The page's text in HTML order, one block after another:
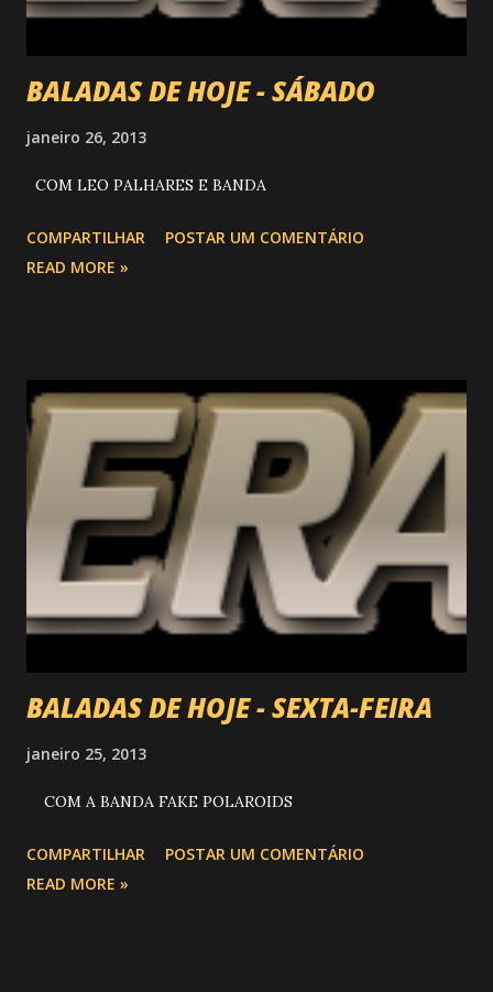
BALADAS DE HOJE - SÁBADO
janeiro 26, 2013
COM LEO PALHARES E BANDA
COMPARTILHAR
POSTAR UM COMENTÁRIO
READ MORE »
BALADAS DE HOJE - SEXTA-FEIRA
janeiro 25, 2013
COM A BANDA FAKE POLAROIDS
COMPARTILHAR
POSTAR UM COMENTÁRIO
READ MORE »